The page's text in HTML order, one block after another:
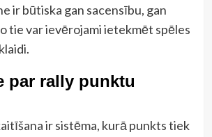
ir būtiska gan sacensību, gan
tie var ievērojami ietekmēt spēles
par rally punktu
ir sistēma, kurā punkts tiek